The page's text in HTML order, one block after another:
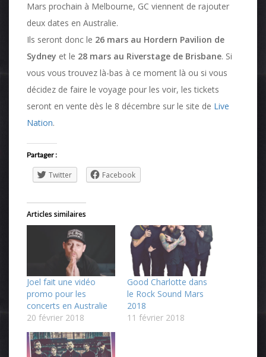
Mars prochain à Melbourne, GC viennent de rajouter
deux dates en Australie.
Ils seront donc le 26 mars au Hordern Pavilion de
Sydney et le 28 mars au Riverstage de Brisbane. Si
vous vous trouvez là-bas à ce moment là ou si vous
décidez de faire le voyage pour les voir, les tickets
seront en vente dès le 8 décembre sur le site de Live
Nation.
Partager :
Twitter Facebook
Articles similaires
Joel fait une vidéo
promo pour les
concerts en Australie
20 février 2018
Good Charlotte dans
le Rock Sound Mars
2018
11 février 2018